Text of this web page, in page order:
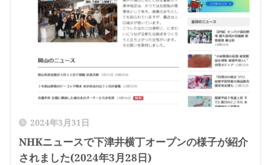
2024年3月31日
NHKニュースで下津井横丁オープンの様子が紹介
されました(2024年3月28日)